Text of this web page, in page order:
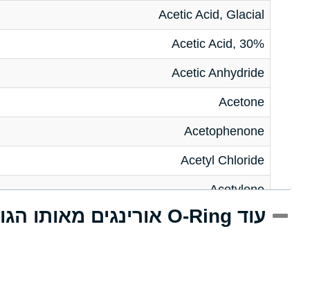
Acetic Acid, Glacial
Acetic Acid, 30%
Acetic Anhydride
Acetone
Acetophenone
Acetyl Chloride
Acetylene
Acrlylonitrile
עוד O-Ring אורינגים מאותו הגודל